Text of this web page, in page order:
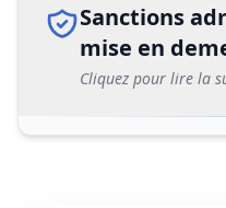
Sanctions
mise en
Cliquez pour lire la